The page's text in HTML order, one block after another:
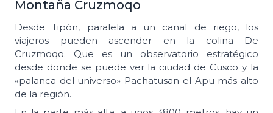
Montaña Cruzmoqo
Desde Tipón, paralela a un canal de riego, los
viajeros pueden ascender en la colina De
Cruzmoqo. Que es un observatorio estratégico
desde donde se puede ver la ciudad de Cusco y la
«palanca del universo» Pachatusan el Apu más alto
de la región.